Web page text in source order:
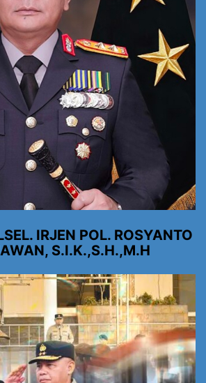
IRJEN POL. ROSYANTO
S.I.K.,S.H.,M.H